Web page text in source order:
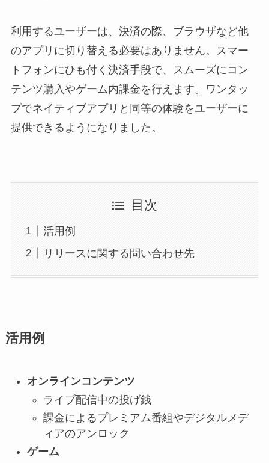
利用するユーザーは、決済の際、ブラウザなど他
のアプリに切り替える必要はありません。スマー
トフォンにひも付く決済手段で、スムーズにコン
テンツ購入やゲーム内課金を行えます。ワンタッ
プでネイティブアプリと同等の体験をユーザーに
提供できるようになりました。
目次
活用例
リリースに関する問い合わせ先
活用例
オンラインコンテンツ
ライブ配信中の投げ銭
課金によるプレミアム番組やデジタルメデ
ィアのアンロック
ゲーム